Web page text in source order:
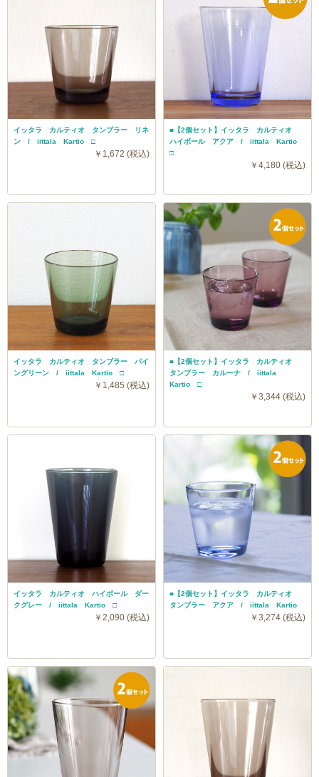
イッタラ カルティオ タンブラー リネ
ン / iittala Kartio □
￥1,672 (税込)
■【2個セット】イッタラ カルティオ
ハイボール アクア / iittala Kartio
□
￥4,180 (税込)
イッタラ カルティオ タンブラー パイ
ングリーン / iittala Kartio □
￥1,485 (税込)
■【2個セット】イッタラ カルティオ
タンブラー カルーナ / iittala
Kartio □
￥3,344 (税込)
イッタラ カルティオ ハイボール ダー
クグレー / iittala Kartio □
￥2,090 (税込)
■【2個セット】イッタラ カルティオ
タンブラー アクア / iittala Kartio
￥3,274 (税込)